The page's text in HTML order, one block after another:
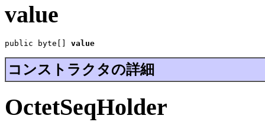
value
public byte[] value
コンストラクタの詳細
OctetSeqHolder